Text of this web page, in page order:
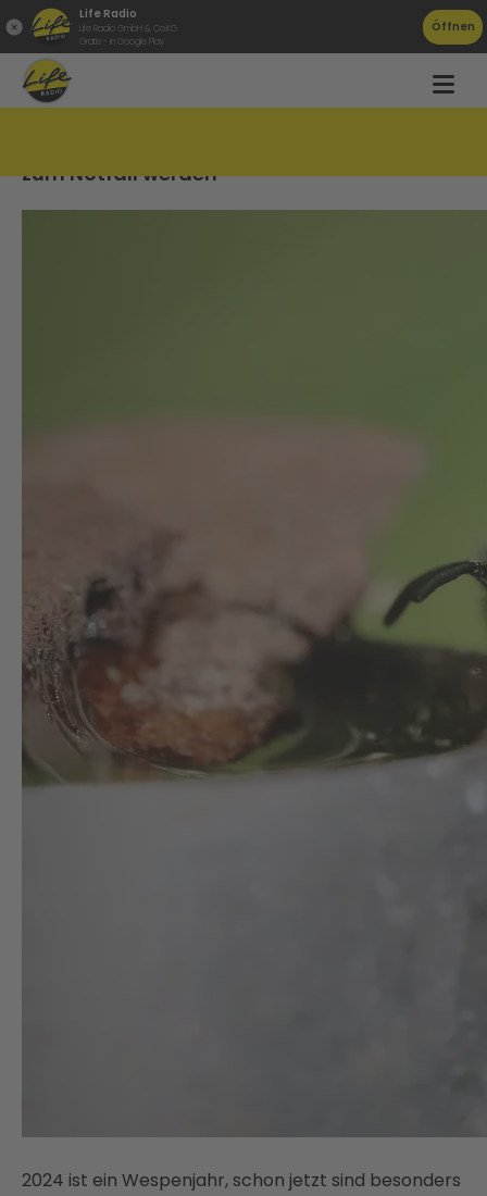
Life Radio
Life Radio GmbH & Co.KG
Gratis - in Google Play
Öffnen
zum Notfall werden
2024 ist ein Wespenjahr, schon jetzt sind besonders